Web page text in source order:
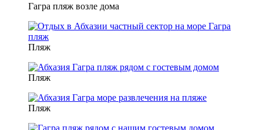
Гагра пляж возле дома
Пляж
Пляж
Пляж